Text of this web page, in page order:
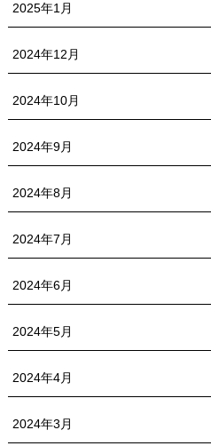
2025年1月
2024年12月
2024年10月
2024年9月
2024年8月
2024年7月
2024年6月
2024年5月
2024年4月
2024年3月